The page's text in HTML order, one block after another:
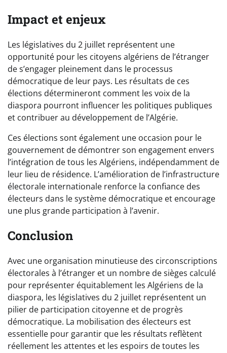
Impact et enjeux
Les législatives du 2 juillet représentent une
opportunité pour les citoyens algériens de l’étranger
de s’engager pleinement dans le processus
démocratique de leur pays. Les résultats de ces
élections détermineront comment les voix de la
diaspora pourront influencer les politiques publiques
et contribuer au développement de l’Algérie.
Ces élections sont également une occasion pour le
gouvernement de démontrer son engagement envers
l’intégration de tous les Algériens, indépendamment de
leur lieu de résidence. L’amélioration de l’infrastructure
électorale internationale renforce la confiance des
électeurs dans le système démocratique et encourage
une plus grande participation à l’avenir.
Conclusion
Avec une organisation minutieuse des circonscriptions
électorales à l’étranger et un nombre de sièges calculé
pour représenter équitablement les Algériens de la
diaspora, les législatives du 2 juillet représentent un
pilier de participation citoyenne et de progrès
démocratique. La mobilisation des électeurs est
essentielle pour garantir que les résultats reflètent
réellement les attentes et les espoirs de toutes les